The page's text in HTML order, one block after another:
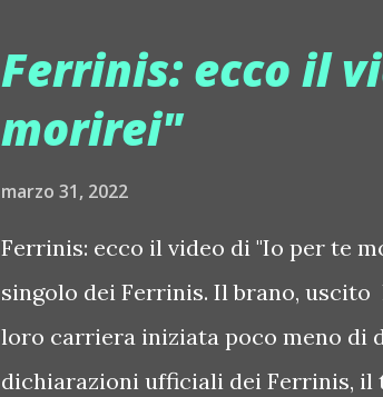
Ferrinis: ecco il
morirei"
marzo 31, 2022
Ferrinis: ecco il video di "Io per te
singolo dei Ferrinis. Il brano, uscito
loro carriera iniziata poco meno di
dichiarazioni ufficiali dei Ferrinis, il